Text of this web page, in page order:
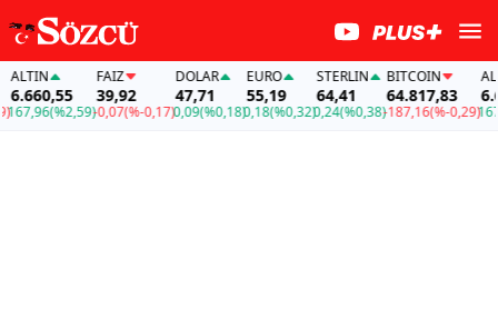
(%2,59)
FAİZ
39,92
-0,07(%-0,17)
DOLAR
47,71
0,09(%0,18)
EURO
55,19
0,18(%0,32)
STERLIN
64,41
0,24(%0,38)
BITCOIN
64.817,83
-187,16(%-0,29)
ALTIN
167,96